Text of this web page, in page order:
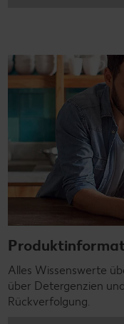
Alles Wissenswerte
über Detergenzien
Rückverfolgung.